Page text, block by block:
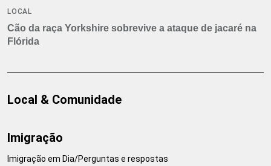
LOCAL
Cão da raça Yorkshire sobrevive a ataque de jacaré na
Flórida
Local & Comunidade
Imigração
Imigração em Dia/Perguntas e respostas